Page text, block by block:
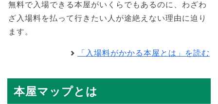
無料で入場できる本屋がいくらでもあるのに、わざわ
ざ入場料を払って行きたい人が途絶えない理由に迫り
ます。
「入場料がかかる本屋とは」を読む
本屋マップとは